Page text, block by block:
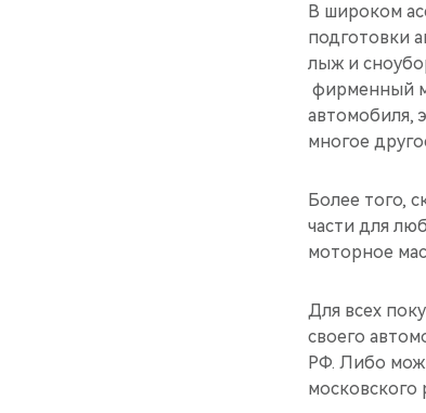
В широком
подготовки
лыж и
фирменный
автомобиля,
многое
Более того,
части для
моторное
Для всех
своего
РФ. Либо
московского